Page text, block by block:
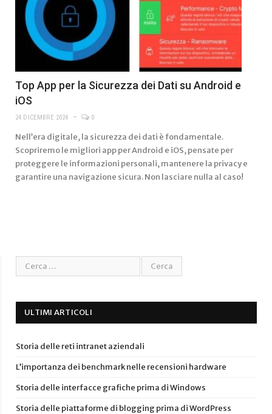
Top App per la Sicurezza dei Dati su Android e
iOS
24 DICEMBRE 2024 0
Nell’era digitale, la sicurezza dei dati è fondamentale.
Scopriremo le migliori app per Android e iOS, pensate per
proteggere le informazioni personali, mantenere la privacy e
garantire una navigazione sicura. Non lasciare nulla al caso!
ULTIMI ARTICOLI
Storia delle reti intranet aziendali
L’importanza dei benchmark nelle recensioni hardware
Storia delle interfacce grafiche prima di Windows
Storia delle piattaforme di blogging prima di WordPress